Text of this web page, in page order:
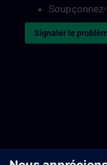
Signaler le